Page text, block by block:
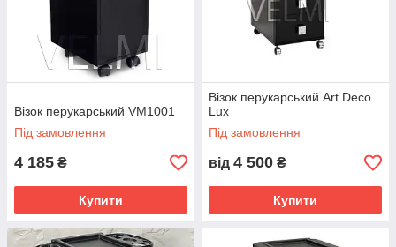
Візок перукарський VM1001
Під замовлення
4 185 ₴
Купити
Візок перукарський Art Deco
Lux
Під замовлення
від 4 500 ₴
Купити